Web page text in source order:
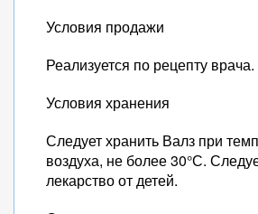
Условия продажи
Реализуется по рецепту врача.
Условия хранения
Следует хранить Валз при
воздуха, не более 30°С.
лекарство от детей.